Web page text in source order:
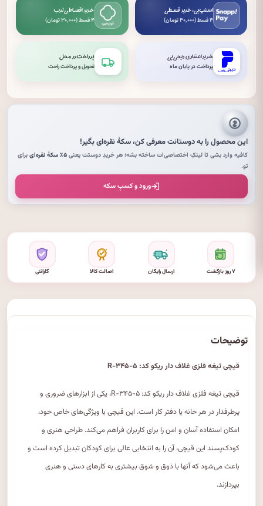
اسنپ‌پی: خرید قسطی
۴ قسط (۳۰٬۰۰۰ تومان)
خرید اقساطی ترب
۴ قسط (۳۰٬۰۰۰ تومان)
خرید اعتباری دیجی‌پی
پرداخت در پایان ماه
پرداخت در محل
تحویل و پرداخت راحت
این محصول را به دوستانت معرفی کن،سکهٔ نقره‌ایبگیر!
کافیه وارد بشی تا لینکِ اختصاصی‌ات ساخته بشه؛ هر خریدِ دوستت یعنی۵٪ سکهٔ نقره‌ای
برای
تو.
ورود و کسبِ سکه
۷ روز بازگشت ارسال رایگان اصالت کالا گارانتی
توضیحات
قیچی تیغه فلزی غلاف دار ریکو کد: R-۳۴۵-۵
قیچی تیغه فلزی غلاف دار ریکو کد: R-۳۴۵-۵، یکی از ابزارهای ضروری و
پرطرفدار در هر خانه یا دفتر کار است. این قیچی با ویژگی‌های خاص خود،
امکان استفاده آسان و امن را برای کاربران فراهم می‌کند. طراحی هنری و
کودک‌پسند این قیچی، آن را به انتخابی عالی برای کودکان تبدیل کرده است و
باعث می‌شود که آنها با ذوق و شوق بیشتری به کارهای دستی و هنری
بپردازند.